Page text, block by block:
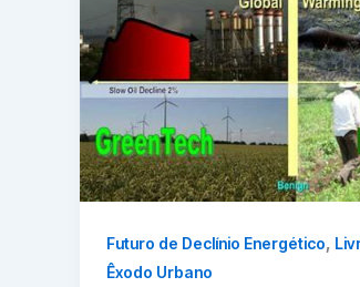
Futuro de Declínio Energético,
Êxodo Urbano